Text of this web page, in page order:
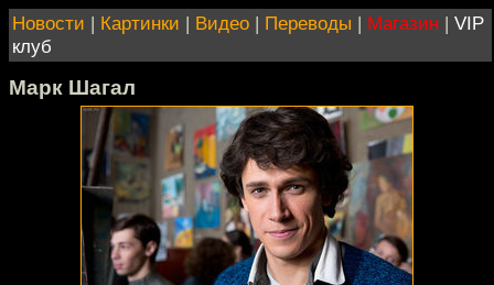
Новости | Картинки | Видео | Переводы | Магазин | VIP
клуб
Марк Шагал